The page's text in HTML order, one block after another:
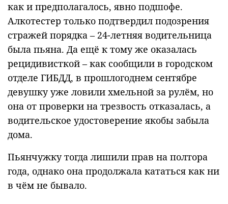
как и предполагалось, явно подшофе.
Алкотестер только подтвердил подозрения
стражей порядка – 24-летняя водительница
была пьяна. Да ещё к тому же оказалась
рецидивисткой – как сообщили в городском
отделе ГИБДД, в прошлогоднем сентябре
девушку уже ловили хмельной за рулём, но
она от проверки на трезвость отказалась, а
водительское удостоверение якобы забыла
дома.
Пьянчужку тогда лишили прав на полтора
года, однако она продолжала кататься как ни
в чём не бывало.